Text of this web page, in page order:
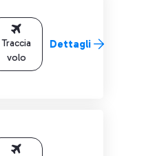
Traccia
volo
Dettagli